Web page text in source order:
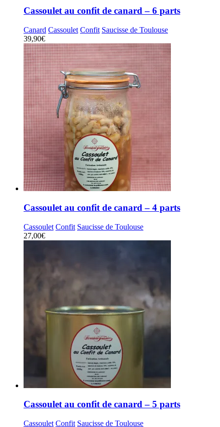
Cassoulet au confit de canard – 6 parts
Canard Cassoulet Confit Saucisse de Toulouse
39,90€
Cassoulet au confit de canard – 4 parts
Cassoulet Confit Saucisse de Toulouse
27,00€
Cassoulet au confit de canard – 5 parts
Cassoulet Confit Saucisse de Toulouse